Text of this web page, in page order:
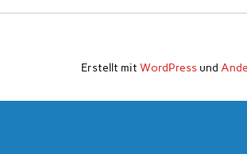
Erstellt mit WordPressund